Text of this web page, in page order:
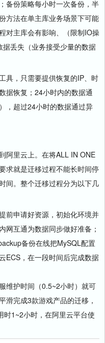
备份策略每小时一次备份，半
方法在单主库业务场景下可能
对主库会有影响、（限制IO操
丢失（业务接受少量的数据
，只需要提供恢复的IP、时
据恢复；24小时内的数据通
，超过24小时的数据通过异
里云上。在将ALL IN ONE
求就是迁移过程不能长时间停
间。整个迁移过程分为以下几
申请好资源，初始化环境并
网互通为数据同步做好准备；
备份在线把MySQL配置
ECS，在一段时间后完成数据
护时间（0.5~2小时）就可
滑完成3款游戏产品的迁移，
时1~2小时，在阿里云平台使